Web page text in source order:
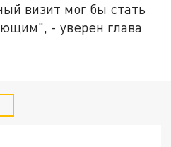
визит мог бы стать
- уверен глава